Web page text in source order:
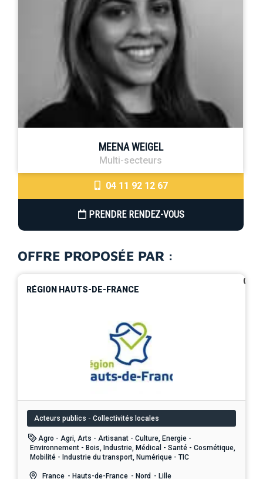
MEENA WEIGEL
Multi-secteurs
04 11 92 12 67
PRENDRE RENDEZ-VOUS
OFFRE PROPOSÉE PAR :
RÉGION HAUTS-DE-FRANCE
0
Acteurs publics - Collectivités locales
Agro - Agri, Arts - Artisanat - Culture, Energie -
Environnement - Bois, Industrie, Médical - Santé - Cosmétique,
Mobilité - Industrie du transport, Numérique - TIC
France - Hauts-de-France - Nord - Lille